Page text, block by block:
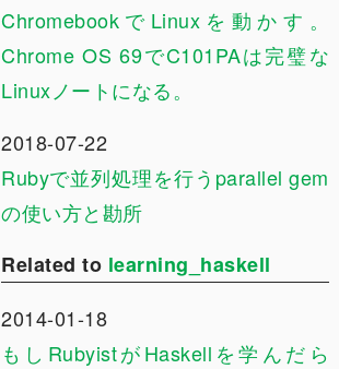
ChromebookでLinuxを動かす。
Chrome OS 69でC101PAは完璧な
Linuxノートになる。
2018-07-22
Rubyで並列処理を行うparallel gem
の使い方と勘所
Related to learning_haskell
2014-01-18
もしRubyistがHaskellを学んだら